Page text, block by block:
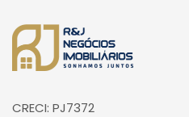
Página inicial
CRECI: PJ7372